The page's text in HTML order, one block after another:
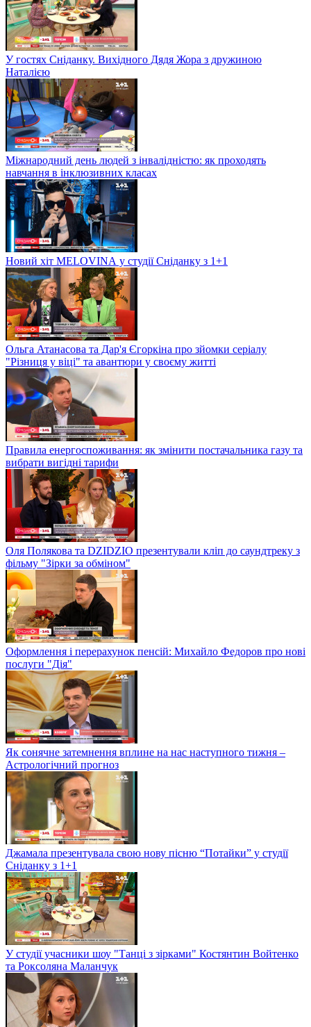
У гостях Сніданку. Вихідного Дядя Жора з дружиною
Наталією
Міжнародний день людей з інвалідністю: як проходять
навчання в інклюзивних класах
Новий хіт MELOVINА у студії Сніданку з 1+1
Ольга Атанасова та Дар'я Єгоркіна про зйомки серіалу
"Різниця у віці" та авантюри у своєму житті
Правила енергоспоживання: як змінити постачальника газу та
вибрати вигідні тарифи
Оля Полякова та DZIDZIO презентували кліп до саундтреку з
фільму "Зірки за обміном"
Оформлення і перерахунок пенсій: Михайло Федоров про нові
послуги "Дія"
Як сонячне затемнення вплине на нас наступного тижня –
Астрологічний прогноз
Джамала презентувала свою нову пісню “Потайки” у студії
Сніданку з 1+1
У студії учасники шоу "Танці з зірками" Костянтин Войтенко
та Роксоляна Маланчук